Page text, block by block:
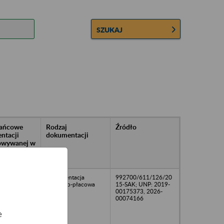
SZUKAJ
w
Rodzaj
dokumentacji
Źródło
Dokumentacja
osobowo-płacowa
992700/611/126/20
15-SAK; UNP: 2019-
00175373, 2026-
00074166